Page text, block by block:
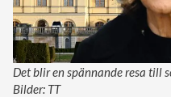
Det blir en spännande resa till
Bilder: TT